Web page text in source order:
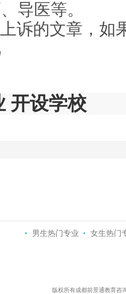
导医等。
的文章，如
开设学校
• 男生热门专业 • 女生热门
版权所有成都前景通教育